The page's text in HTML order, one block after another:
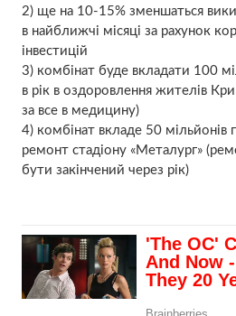
2) ще на 10-15% зменшаться
в найближчі місяці за рахунок
інвестицій
3) комбінат буде вкладати 100
в рік в оздоровлення жителів
за все в медицину)
4) комбінат вкладе 50 мільйонів
ремонт стадіону «Металург»
бути закінчений через рік)